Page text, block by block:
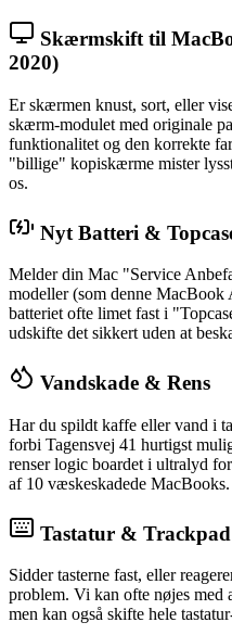
Skærmskift til
2020)
Er skærmen knust, sort, eller
skærm-modulet med originale
funktionalitet og den korrekte
"billige" kopiskærme mister
os.
Nyt Batteri &
Melder din Mac "Service
modeller (som denne
batteriet ofte limet fast i
udskifte det sikkert uden at
Vandskade & Rens
Har du spildt kaffe eller vand i
forbi Tagensvej 41 hurtigst
renser logic boardet i ultralyd
af 10 væskeskadede MacBooks.
Tastatur & Trackpad
Sidder tasterne fast, eller
problem. Vi kan ofte nøjes med
men kan også skifte hele